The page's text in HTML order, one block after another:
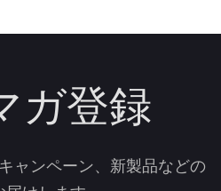
ガ登録
ャンペーン、新製品などの